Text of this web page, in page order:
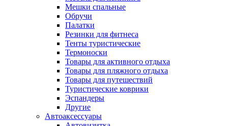
Мешки спальные
Обручи
Палатки
Резинки для фитнеса
Тенты туристические
Термоноски
Товары для активного отдыха
Товары для пляжного отдыха
Товары для путешествий
Туристические коврики
Эспандеры
Другие
Автоаксессуары